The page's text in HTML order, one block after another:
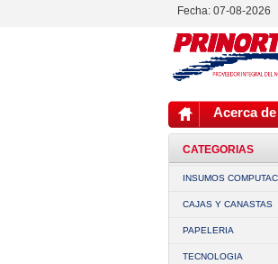
Fecha: 07-08-2026
Acerca
CATEGORIAS
INSUMOS
CAJAS Y CANASTAS
PAPELERIA
TECNOLOGIA